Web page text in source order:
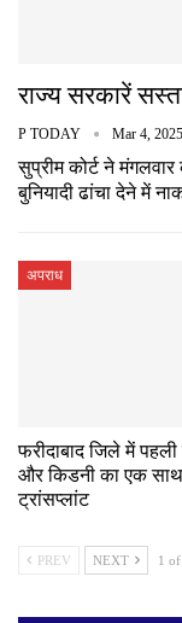
राज्य सरकारें
P TODAY Mar 4, 2025
सुप्रीम कोर्ट ने
बुनियादी ढांचा देने में
अपराध
फरीदाबाद जिले में पहली
और किडनी का एक
ट्रांसप्लांट
PREV NEXT 1 of